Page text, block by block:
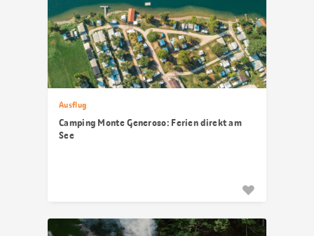
Ausflug
Camping Monte Generoso: Ferien direkt am
See